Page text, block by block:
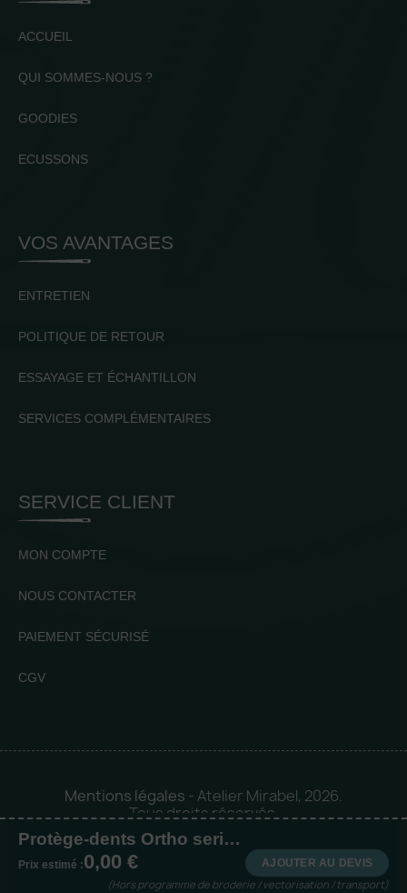
Protège-dents Ortho series pour appareils orthodontiques
Prix estimé :0,00 € AJOUTER AU DEVIS
(Hors programme de broderie / vectorisation / transport)
ACCUEIL
QUI SOMMES-NOUS ?
GOODIES
ECUSSONS
VOS AVANTAGES
ENTRETIEN
POLITIQUE DE RETOUR
ESSAYAGE ET ÉCHANTILLON
SERVICES COMPLÉMENTAIRES
SERVICE CLIENT
MON COMPTE
NOUS CONTACTER
PAIEMENT SÉCURISÉ
CGV
Mentions légales - Atelier Mirabel, 2026.
Tous droits réservés.
Mise en orbite 🪐 byLogia |
Agence web et communication